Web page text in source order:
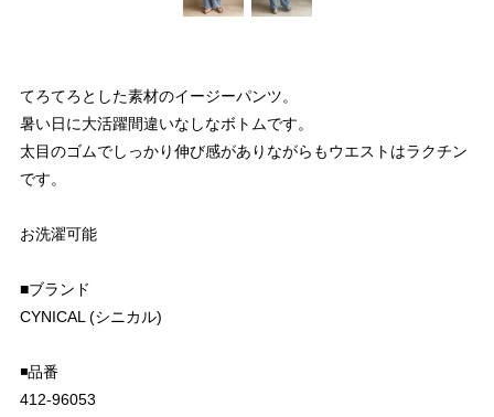
てろてろとした素材のイージーパンツ。
暑い日に大活躍間違いなしなボトムです。
太目のゴムでしっかり伸び感がありながらもウエストはラクチン
です。
お洗濯可能
■ブランド
CYNICAL (シニカル)
◾️品番
412-96053